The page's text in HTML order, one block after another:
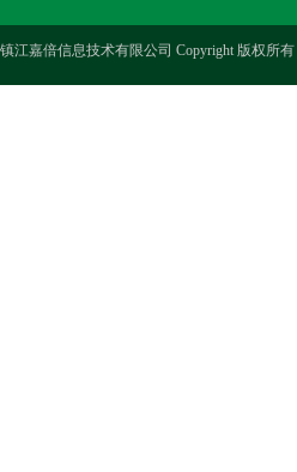
镇江嘉倍信息技术有限公司 Copyright 版权所有